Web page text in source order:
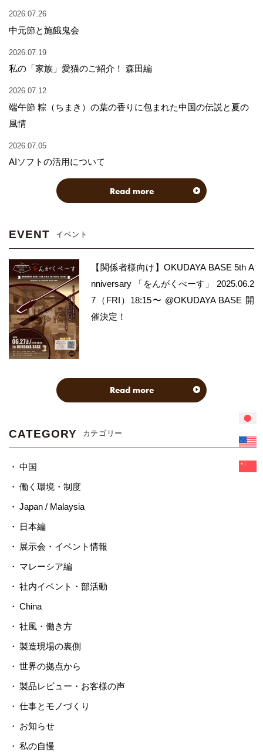
2026.07.26
中元節と施餓鬼会
2026.07.19
私の「家族」愛猫のご紹介！ 森田編
2026.07.12
端午節 粽（ちまき）の葉の香りに包まれた中国の伝説と夏の
風情
2026.07.05
AIソフトの活用について
Read more
EVENT イベント
【関係者様向け】OKUDAYA BASE 5th A
nniversary 「をんがくべーす」 2025.06.2
7（FRI）18:15〜 @OKUDAYA BASE 開
催決定！
Read more
CATEGORY カテゴリー
中国
働く環境・制度
Japan / Malaysia
日本編
展示会・イベント情報
マレーシア編
社内イベント・部活動
China
社風・働き方
製造現場の裏側
世界の拠点から
製品レビュー・お客様の声
仕事とモノづくり
お知らせ
私の自慢